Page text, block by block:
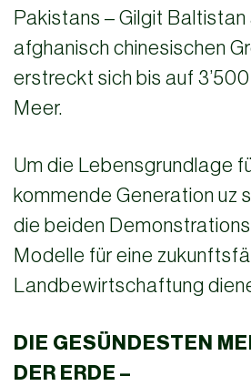
Pakistans – Gilgit Baltistan
afghanisch chinesischen
erstreckt sich bis auf
Meer.
Um die Lebensgrundlage
kommende Generation uz
die beiden
Modelle für eine
Landbewirtschaftung
DIE GESÜNDESTEN
DER ERDE –